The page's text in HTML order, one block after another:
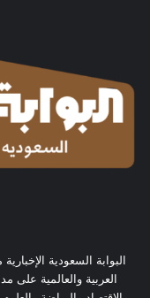
البوابة السعودية
العربية والعالمية على